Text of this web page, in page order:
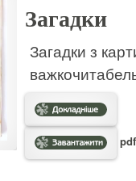
Загадки
Загадки з